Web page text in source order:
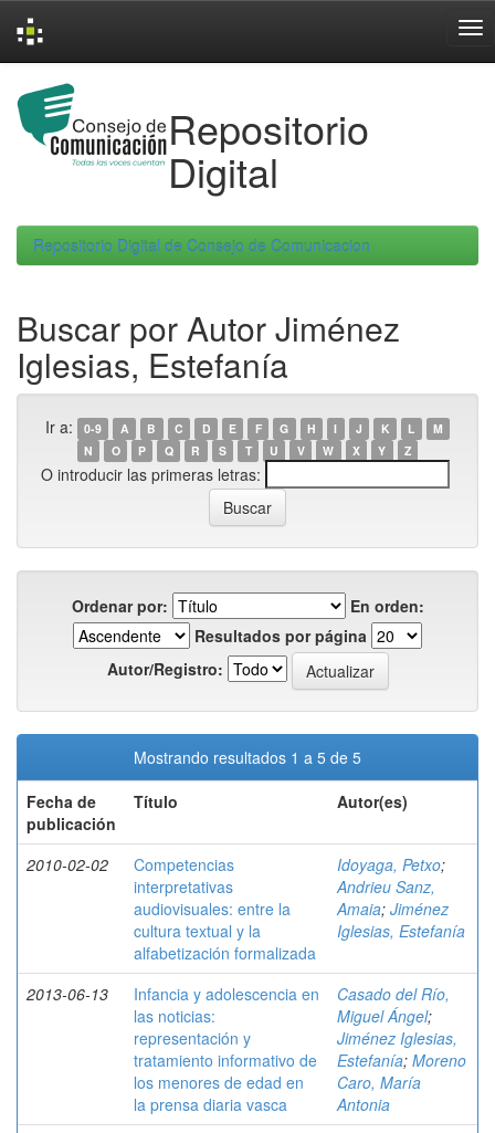
navigation
Repositorio
Digital
Repositorio Digital de Consejo de Comunicacion
Buscar por Autor Jiménez
Iglesias, Estefanía
Ir a: 0-9 A B C D E F G H I J K L
M
N
O P Q R S T U V W X Y Z
O introducir las primeras letras:
Ordenar por:
En orden:
Resultados por página
Autor/Registro:
Mostrando resultados 1 a 5 de 5
Fecha de
publicación
Título Autor(es)
2010-02-02
Competencias
interpretativas
audiovisuales: entre la
cultura textual y la
alfabetización formalizada
Idoyaga, Petxo;
Andrieu Sanz,
Amaia; Jiménez
Iglesias, Estefanía
2013-06-13
Infancia y adolescencia en
las noticias:
representación y
tratamiento informativo de
los menores de edad en
la prensa diaria vasca
Casado del Río,
Miguel Ángel;
Jiménez Iglesias,
Estefanía; Moreno
Caro, María
Antonia